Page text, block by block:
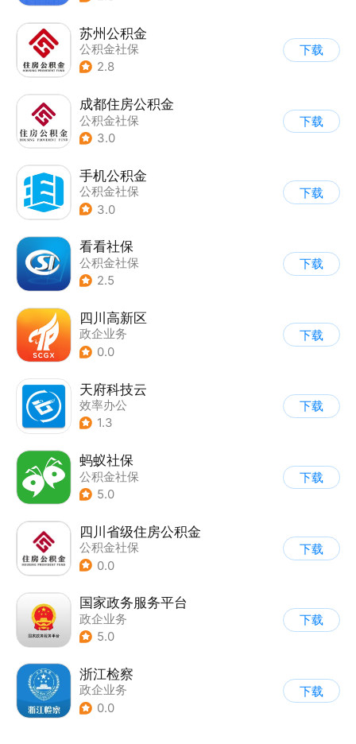
苏州公积金
公积金社保
2.8
下载
成都住房公积金
公积金社保
3.0
下载
手机公积金
公积金社保
3.0
下载
看看社保
公积金社保
2.5
下载
四川高新区
政企业务
0.0
下载
天府科技云
效率办公
1.3
下载
蚂蚁社保
公积金社保
5.0
下载
四川省级住房公积金
公积金社保
0.0
下载
国家政务服务平台
政企业务
5.0
下载
浙江检察
政企业务
0.0
下载